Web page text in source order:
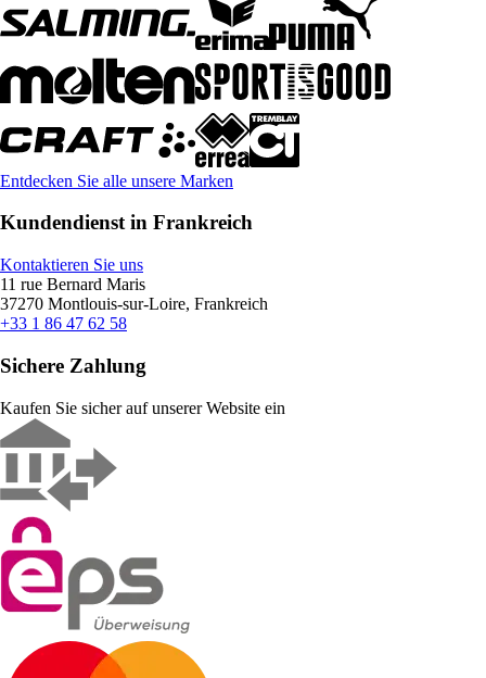
Entdecken Sie alle unsere Marken
Kundendienst in Frankreich
Kontaktieren Sie uns
11 rue Bernard Maris
37270 Montlouis-sur-Loire, Frankreich
+33 1 86 47 62 58
Sichere Zahlung
Kaufen Sie sicher auf unserer Website ein